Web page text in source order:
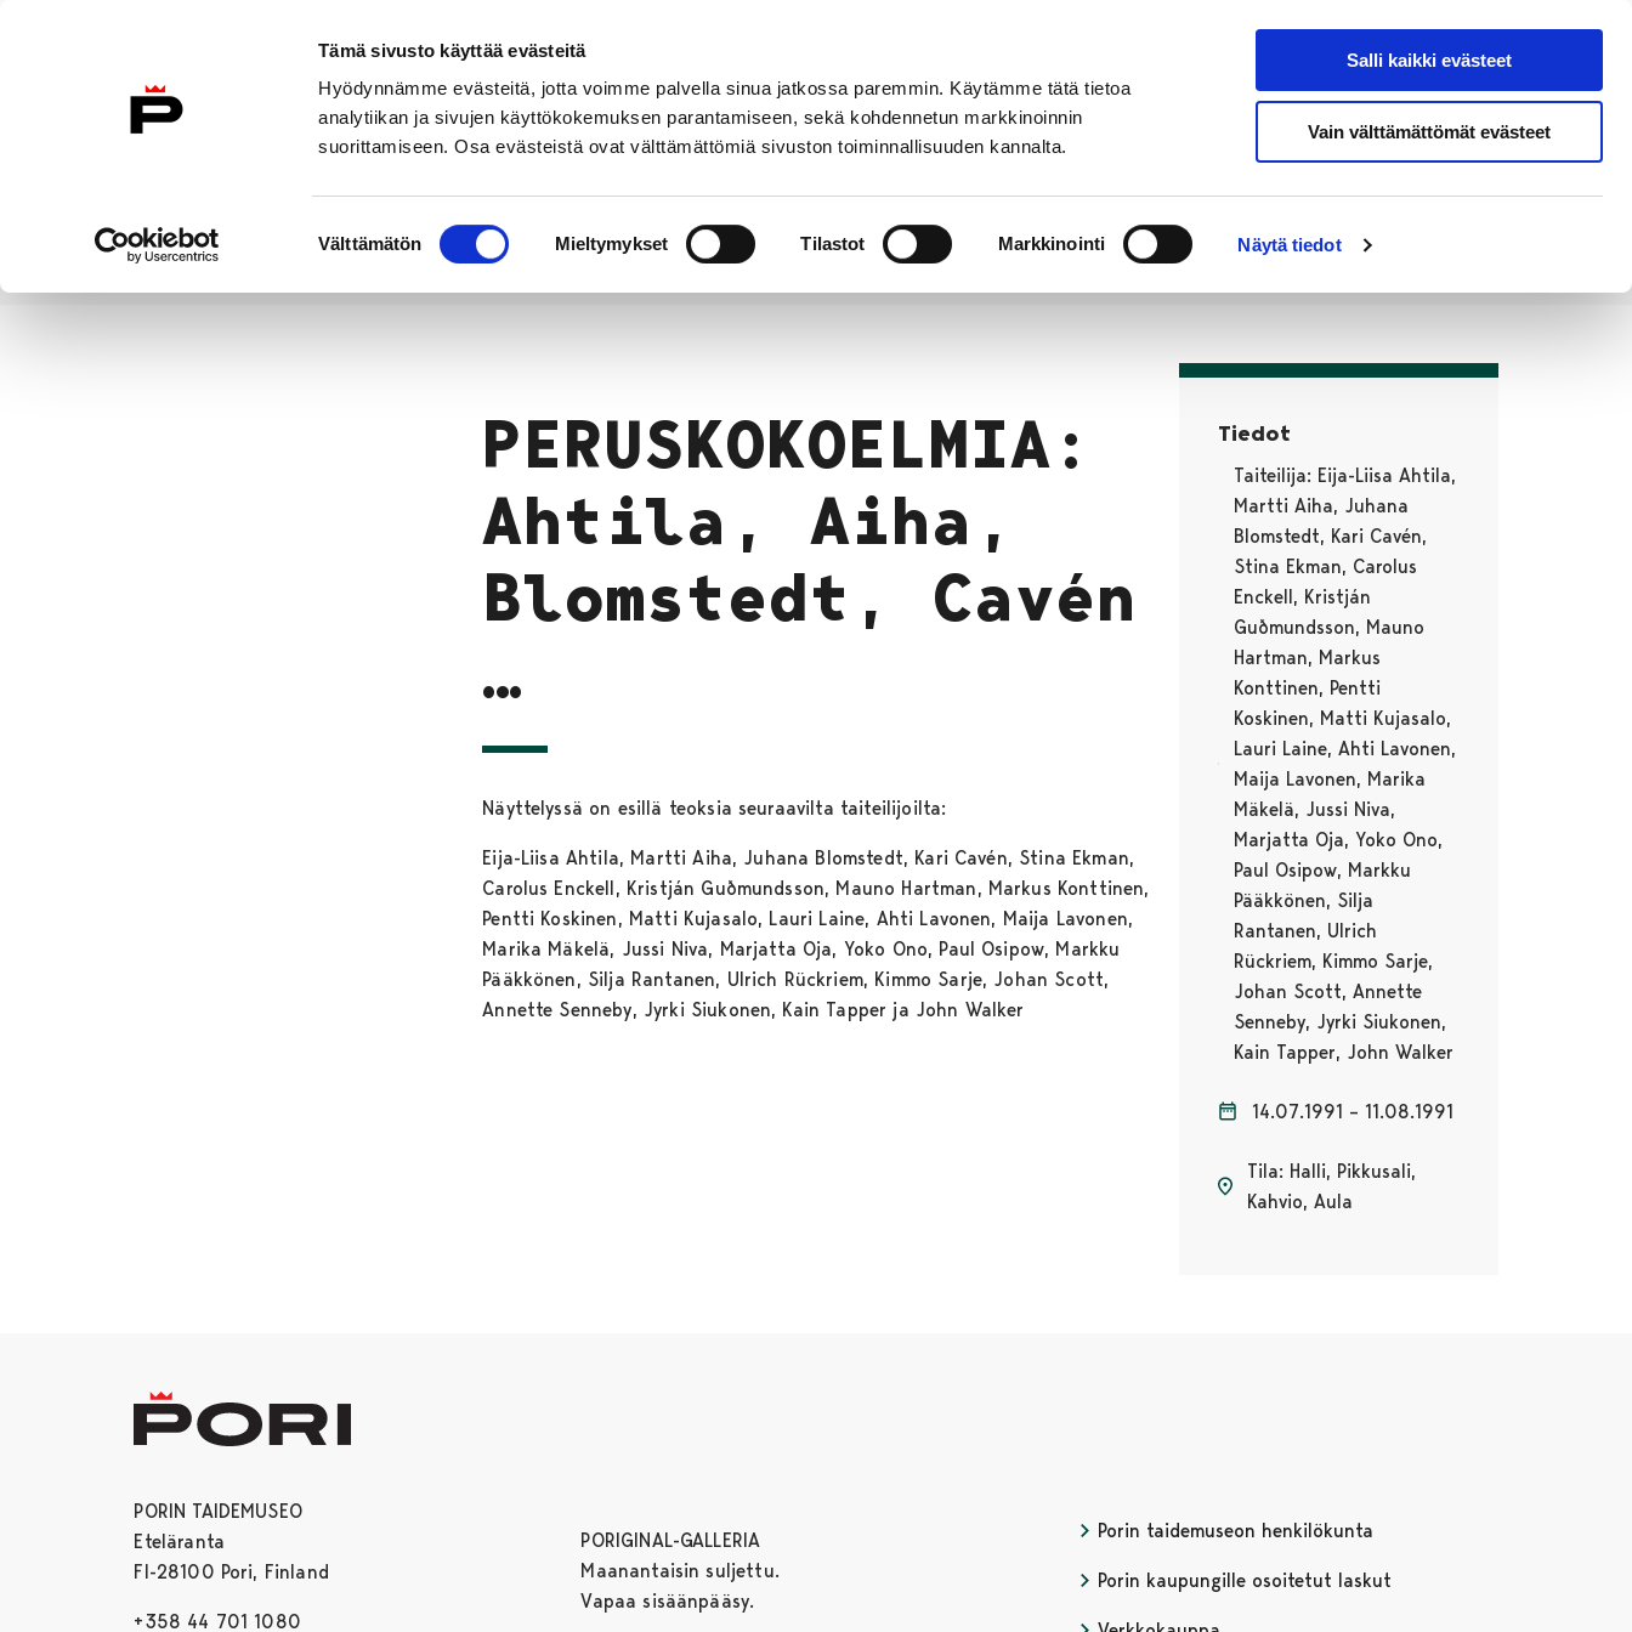
Tämä sivusto käyttää evästeitä
Hyödynnämme evästeitä, jotta voimme palvella sinua jatkossa paremmin. Käytämme tätä tietoa
analytiikan ja sivujen käyttökokemuksen parantamiseen, sekä kohdennetun markkinoinnin
suorittamiseen. Osa evästeistä ovat välttämättömiä sivuston toiminnallisuuden kannalta.
valinta
Välttämätön Mieltymykset Tilastot Markkinointi Näytä tiedot
Salli kaikki evästeet
Vain välttämättömät evästeet
Etusivulle
English
Hae sivustolta
Etusivu
PERUSKOKOELMIA:
Ahtila, Aiha,
Blomstedt, Cavén
…
Näyttelyssä on esillä teoksia seuraavilta taiteilijoilta:
Eija-Liisa Ahtila, Martti Aiha, Juhana Blomstedt, Kari Cavén, Stina Ekman,
Carolus Enckell, Kristján Guðmundsson, Mauno Hartman, Markus Konttinen,
Pentti Koskinen, Matti Kujasalo, Lauri Laine, Ahti Lavonen, Maija Lavonen,
Marika Mäkelä, Jussi Niva, Marjatta Oja, Yoko Ono, Paul Osipow, Markku
Pääkkönen, Silja Rantanen, Ulrich Rückriem, Kimmo Sarje, Johan Scott,
Annette Senneby, Jyrki Siukonen, Kain Tapper ja John Walker
Tiedot
Taiteilija: Eija-Liisa Ahtila,
Martti Aiha, Juhana
Blomstedt, Kari Cavén,
Stina Ekman, Carolus
Enckell, Kristján
Guðmundsson, Mauno
Hartman, Markus
Konttinen, Pentti
Koskinen, Matti Kujasalo,
Lauri Laine, Ahti Lavonen,
Maija Lavonen, Marika
Mäkelä, Jussi Niva,
Marjatta Oja, Yoko Ono,
Paul Osipow, Markku
Pääkkönen, Silja
Rantanen, Ulrich
Rückriem, Kimmo Sarje,
Johan Scott, Annette
Senneby, Jyrki Siukonen,
Kain Tapper, John Walker
14.07.1991 – 11.08.1991
Tila: Halli, Pikkusali,
Kahvio, Aula
PORIN TAIDEMUSEO
Eteläranta
FI-28100 Pori, Finland
+358 44 701 1080
PORIGINAL-GALLERIA
Maanantaisin suljettu.
Vapaa sisäänpääsy.
Porin taidemuseon henkilökunta
Porin kaupungille osoitetut laskut